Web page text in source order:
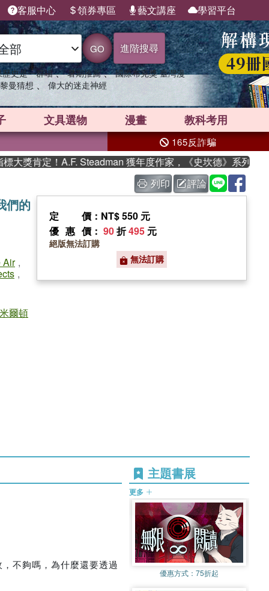
客服中心 領券專區 藝文講座 學習平台
GO 進階搜尋
歷史是一群喵 、 暑期推薦 、 國際布克獎 臺灣漫
曼猜想 、 偉大的迷走神經
文具選物 漫畫 教科考用
165反詐騙
！A.F. Steadman 獲年度作家，《史坎德》系列帶你踏上熱血
列印 評論
們的
Air ,
,
爾頓
定價 ：NT$ 550 元
優惠價 ： 90折495 元
絕版無法訂購
無法訂購
不夠嗎，為什麼還要透過
主題書展
更多
優惠方式： 75折起